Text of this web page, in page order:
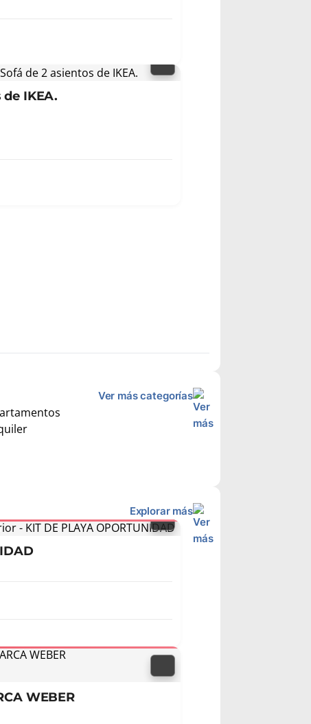
IKEA.
Ver más categorías
Explorar más
WEBER